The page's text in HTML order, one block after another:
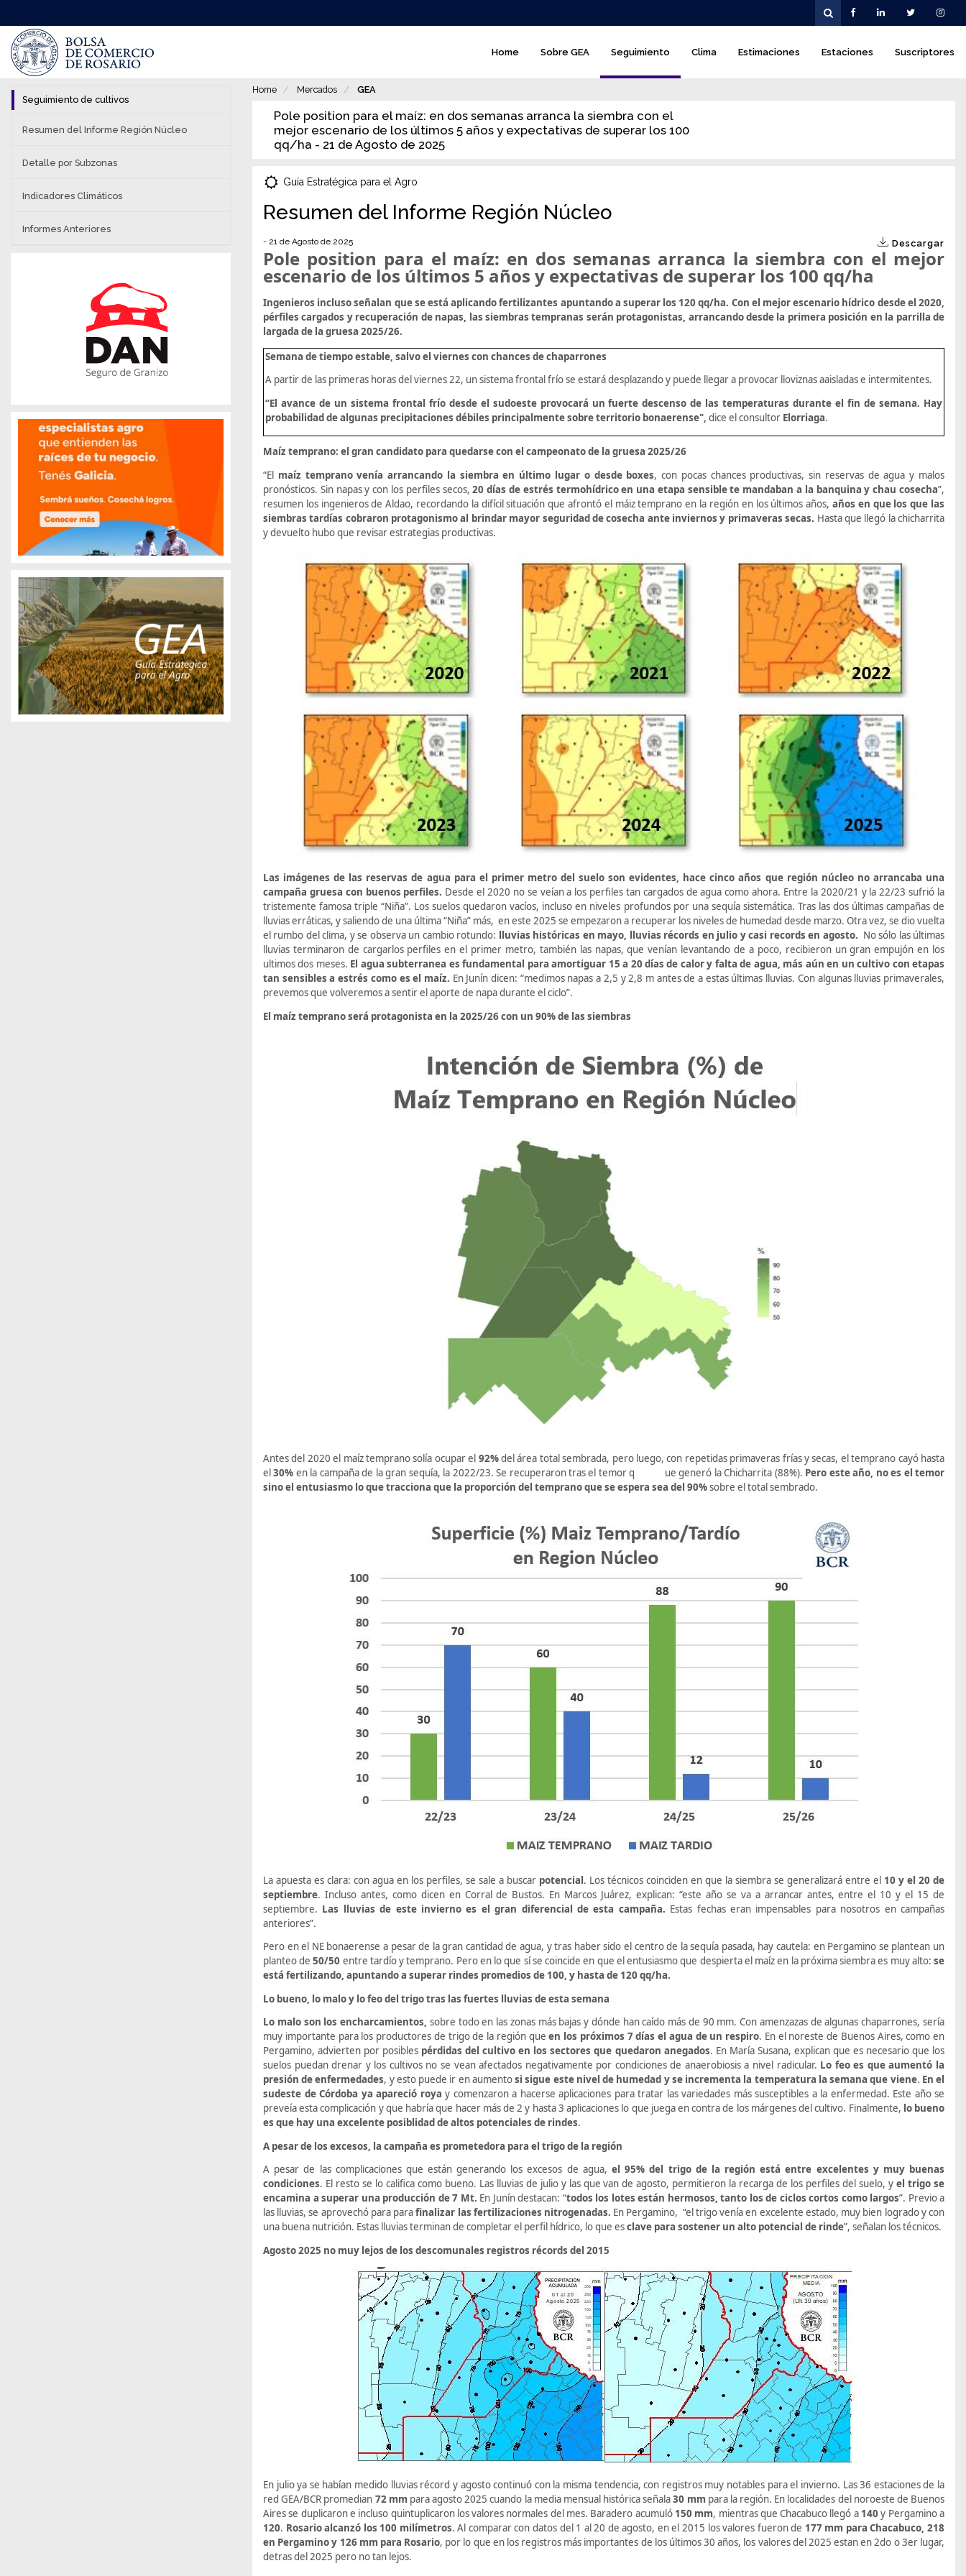
al
contenido
principal
menú
Home Sobre GEA Seguimiento Clima Estimaciones Estaciones Suscriptores
Home Mercados GEA
Pole position para el maíz: en dos semanas arranca la siembra con el
mejor escenario de los últimos 5 años y expectativas de superar los 100
qq/ha - 21 de Agosto de 2025
Guía Estratégica para el Agro
Resumen del Informe Región Núcleo
Descargar
- 21 de Agosto de 2025
Pole position para el maíz: en dos semanas arranca la siembra con el mejor
escenario de los últimos 5 años y expectativas de superar los 100 qq/ha
Ingenieros incluso señalan que se está aplicando fertilizantes apuntando a superar los 120 qq/ha. Con el mejor escenario hídrico desde el 2020,
pérfiles cargados y recuperación de napas, las siembras tempranas serán protagonistas, arrancando desde la primera posición en la parrilla de
largada de la gruesa 2025/26.
Semana de tiempo estable, salvo el viernes con chances de chaparrones
A partir de las primeras horas del viernes 22, un sistema frontal frío se estará desplazando y puede llegar a provocar lloviznas aaisladas e intermitentes.
“El avance de un sistema frontal frío desde el sudoeste provocará un fuerte descenso de las temperaturas durante el fin de semana. Hay
probabilidad de algunas precipitaciones débiles principalmente sobre territorio bonaerense", dice elconsultor Elorriaga.
Maíz temprano: el gran candidato para quedarse con el campeonato de la gruesa 2025/26
“El maíz temprano venía arrancando la siembra en último lugar o desde boxes, con pocas chances productivas, sin reservas de agua y malos
pronósticos. Sin napas y con los perfiles secos,20 días de estrés termohídrico en una etapa sensible te mandaban a la banquina y chau cosecha”,
resumen los ingenieros de Aldao, recordando la difícil situación que afrontó el máiz temprano en la región en los últimos años, años en que los que las
siembras tardías cobraron protagonismo al brindar mayor seguridad de cosecha ante inviernos y primaveras secas. Hasta que llegó la chicharrita
y devuelto hubo que revisar estrategias productivas.
Las imágenes de las reservas de agua para el primer metro del suelo son evidentes, hace cinco años que región núcleo no arrancaba una
campaña gruesa con buenos perfiles. Desde el 2020 no se veían a los perfiles tan cargados de agua como ahora. Entre la 2020/21 y la 22/23 sufrió la
tristemente famosa triple “Niña”. Los suelos quedaron vacíos, incluso en niveles profundos por una sequía sistemática. Tras las dos últimas campañas de
lluvias erráticas, y saliendo de una última “Niña” más, en este 2025 se empezaron a recuperar los niveles de humedad desde marzo. Otra vez, se dio vuelta
el rumbo del clima, y se observa un cambio rotundo:
lluvias históricas en mayo, lluvias récords en julio y casi records en agosto. No sólo las últimas
lluvias terminaron de cargarlos perfiles en el primer metro, también las napas, que venían levantando de a poco, recibieron un gran empujón en los
ultimos dos meses. El agua subterranea es fundamental para amortiguar 15 a 20 días de calor y falta de agua, más aún en un cultivo con etapas
tan sensibles a estrés como es el maíz. En Junín dicen: “medimos napas a 2,5 y 2,8 m antes de a estas últimas lluvias. Con algunas lluvias primaverales,
prevemos que volveremos a sentir el aporte de napa durante el ciclo”.
El maíz temprano será protagonista en la 2025/26 con un 90% de las siembras
Antes del 2020 el maíz temprano solía ocupar el 92%del área total sembrada, pero luego, con repetidas primaveras frías y secas, el temprano cayó hasta
el30% en la campaña de la gran sequía, la 2022/23. Se recuperaron tras el temor q ue generó la Chicharrita (88%). Pero este año, no es el temor
sino el entusiasmo lo que tracciona que la proporción del temprano que se espera sea del 90%sobre el total sembrado.
La apuesta es clara: con agua en los perfiles, se sale a buscar potencial. Los técnicos coinciden en que la siembra se generalizará entre el 10 y el 20 de
septiembre. Incluso antes, como dicen en Corral de Bustos. En Marcos Juárez, explican: “este año se va a arrancar antes, entre el 10 y el 15 de
septiembre. Las lluvias de este invierno es el gran diferencial de esta campaña. Estas fechas eran impensables para nosotros en campañas
anteriores”.
Pero en el NE bonaerense a pesar de la gran cantidad de agua, y tras haber sido el centro de la sequía pasada, hay cautela: en Pergamino se plantean un
planteo de50/50 entre tardío y temprano. Pero en lo que sí se coincide en que el entusiasmo que despierta el maíz en la próxima siembra es muy alto:se
está fertilizando, apuntando a superar rindes promedios de 100, y hasta de 120 qq/ha.
Lo bueno, lo malo y lo feo del trigo tras las fuertes lluvias de esta semana
Lo malo son los encharcamientos, sobre todo en las zonas más bajas y dónde han caído más de 90 mm. Con amenzazas de algunas chaparrones, sería
muy importante para los productores de trigo de la región queen los próximos 7 días el agua de un respiro. En el noreste de Buenos Aires, como en
Pergamino, advierten por posibles pérdidas del cultivo en los sectores que quedaron anegados. En María Susana, explican que es necesario que los
suelos puedan drenar y los cultivos no se vean afectados negativamente por condiciones de anaerobiosis a nivel radicular. Lo feo es que aumentó la
presión de enfermedades, y esto puede ir en aumentosi sigue este nivel de humedad y se incrementa la temperatura la semana que viene. En el
sudeste de Córdoba ya apareció roya y comenzaron a hacerse aplicaciones para tratar las variedades más susceptibles a la enfermedad. Este año se
preveía esta complicación y que habría que hacer más de 2 y hasta 3 aplicaciones lo que juega en contra de los márgenes del cultivo. Finalmente, lo bueno
es que hay una excelente posiblidad de altos potenciales de rindes.
A pesar de los excesos, la campaña es prometedora para el trigo de la región
A pesar de las complicaciones que están generando los excesos de agua, el 95% del trigo de la región está entre excelentes y muy buenas
condiciones. El resto se lo califica como bueno. Las lluvias de julio y las que van de agosto, permitieron la recarga de los perfiles del suelo, yel trigo se
encamina a superar una producción de 7 Mt. En Junín destacan: “todos los lotes están hermosos, tanto los de ciclos cortos como largos”. Previo a
las lluvias, se aprovechó para parafinalizar las fertilizaciones nitrogenadas. En Pergamino, “el trigo venía en excelente estado, muy bien logrado y con
una buena nutrición. Estas lluvias terminan de completar el perfil hídrico, lo que esclave para sostener un alto potencial de rinde”, señalan los técnicos.
Agosto 2025 no muy lejos de los descomunales registros récords del 2015
En julio ya se habían medido lluvias récord y agosto continuó con la misma tendencia, con registros muy notables para el invierno. Las 36 estaciones de la
red GEA/BCR promedian 72 mm para agosto 2025 cuando la media mensual histórica señala30 mm para la región. En localidades del noroeste de Buenos
Aires se duplicaron e incluso quintuplicaron los valores normales del mes. Baradero acumuló 150 mm, mientras que Chacabuco llegó a 140 y Pergamino a
120. Rosario alcanzó los 100 milímetros. Al comparar con datos del 1 al 20 de agosto, en el 2015 los valores fueron de 177 mm para Chacabuco, 218
en Pergamino y 126 mm para Rosario, por lo que en los registros más importantes de los últimos 30 años, los valores del 2025 estan en 2do o 3er lugar,
detras del 2025 pero no tan lejos.
Seguimiento de cultivos
Resumen del Informe Región Núcleo
Detalle por Subzonas
Indicadores Climáticos
Informes Anteriores